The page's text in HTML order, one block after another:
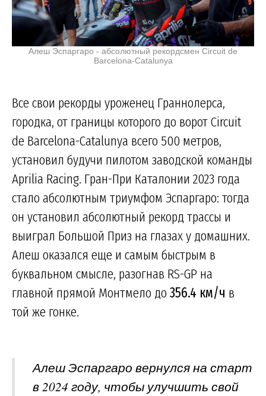
Алеш Эспаргаро - абсолютный рекордсмен Circuit de
Barcelona-Catalunya
Все свои рекорды уроженец Граннолерса,
городка, от границы которого до ворот Circuit
de Barcelona-Catalunya всего 500 метров,
установил будучи пилотом заводской команды
Aprilia Racing. Гран-При Каталонии 2023 года
стало абсолютным триумфом Эспаргаро: тогда
он установил абсолютный рекорд трассы и
выиграл Большой Приз на глазах у домашних.
Алеш оказался еще и самым быстрым в
буквальном смысле, разогнав RS-GP на
главной прямой Монтмело до 356.4 км/ч в
той же гонке.
Алеш Эспаргаро вернулся на старт
в 2024 году, чтобы улучшить свой